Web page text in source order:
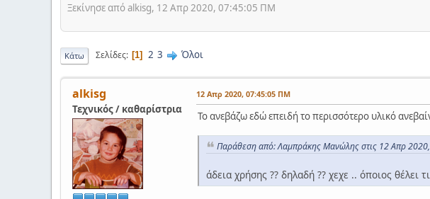
Ξεκίνησε από alkisg, 12 Απρ 2020, 07:45:05 ΠΜ
Κάτω Σελίδες 1 2 3 Όλοι
alkisg
Τεχνικός / καθαρίστρια
12 Απρ 2020, 07:45:05 ΠΜ
Το ανεβάζω εδώ επειδή το περισσότερο υλικό
Παράθεση από: Λαμπράκης Μανώλης στις 12 Απρ
άδεια χρήσης ?? δηλαδή ?? χεχε .. όποιος θέλει